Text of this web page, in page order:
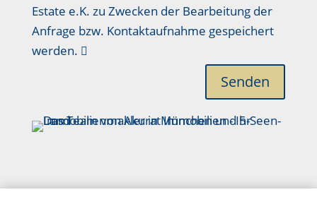
Estate e.K. zu Zwecken der Bearbeitung der
Anfrage bzw. Kontaktaufnahme gespeichert
werden.
Senden